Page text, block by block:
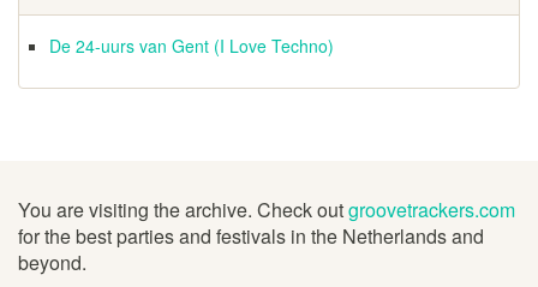
De 24-uurs van Gent (I Love Techno)
You are visiting the archive. Check outgroovetrackers.com
for the best parties and festivals in the Netherlands and
beyond.